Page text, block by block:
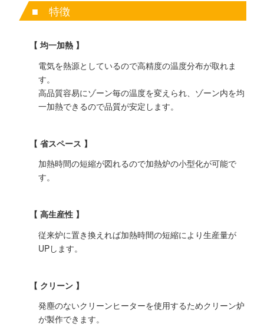
■ 特徴
均一加熱
電気を熱源としているので高精度の温度分布が取れま
す。
高品質容易にゾーン毎の温度を変えられ、ゾーン内を均
一加熱できるので品質が安定します。
省スペース
加熱時間の短縮が図れるので加熱炉の小型化が可能で
す。
高生産性
従来炉に置き換えれば加熱時間の短縮により生産量が
UPします。
クリーン
発塵のないクリーンヒーターを使用するためクリーン炉
が製作できます。